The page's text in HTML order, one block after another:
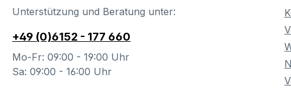
Unterstützung und Beratung unter:
+49 (0)6152 - 177 660
Mo-Fr: 09:00 - 19:00 Uhr
Sa: 09:00 - 16:00 Uhr